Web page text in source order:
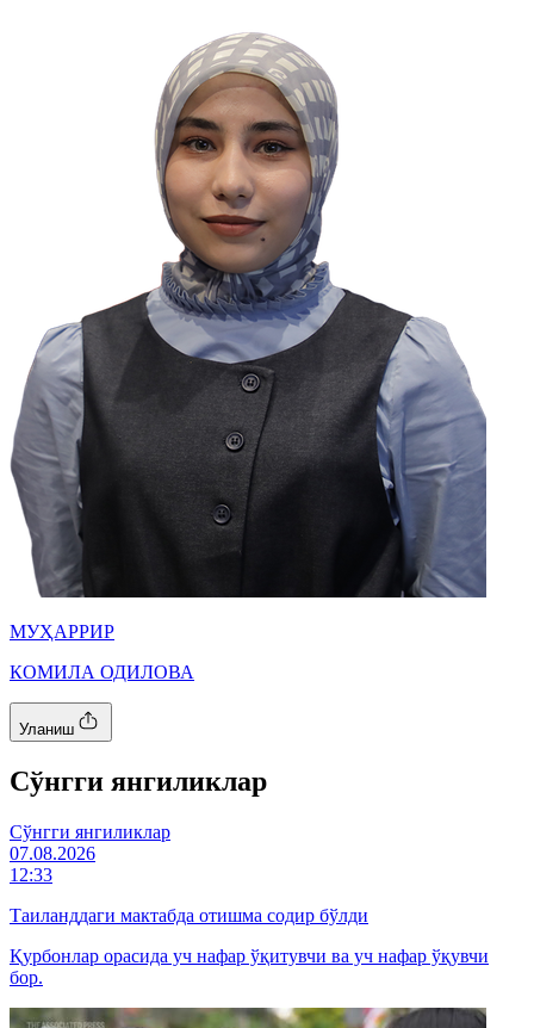
МУҲАРРИР
КОМИЛА ОДИЛОВА
Уланиш
Cўнгги янгиликлар
Cўнгги янгиликлар
07.08.2026
12:33
Таиланддаги мактабда отишма содир бўлди
Қурбонлар орасида уч нафар ўқитувчи ва уч нафар ўқувчи
бор.